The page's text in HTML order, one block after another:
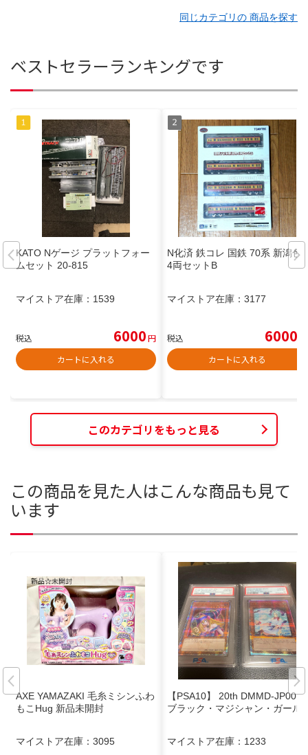
同じカテゴリの 商品を探す
ベストセラーランキングです
KATO Nゲージ プラットフォー
ムセット 20-815
マイストア在庫： 1539
税込 6000円
カートに入れる
N化済 鉄コレ 国鉄 70系 新潟色
4両セットB
マイストア在庫： 3177
税込 6000
カートに入れる
このカテゴリをもっと見る
この商品を見た人はこんな商品も見て
います
AXE YAMAZAKI 毛糸ミシンふわ
もこHug 新品未開封
マイストア在庫： 3095
【PSA10】 20th DMMD-JP001
ブラック・マジシャン・ガール
マイストア在庫： 1233